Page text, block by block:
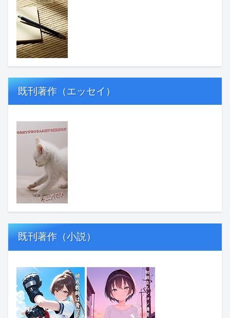
既刊著作（エッセイ）
既刊著作（小説）